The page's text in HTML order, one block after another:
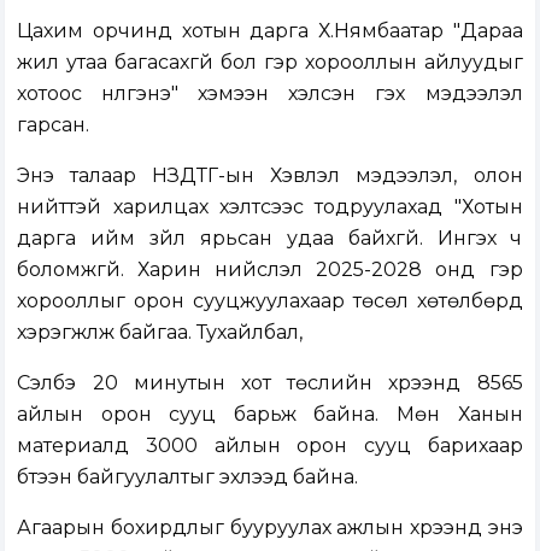
Цахим орчинд хотын дарга Х.Нямбаатар "Дараа
жил утаа багасахгүй бол гэр хорооллын айлуудыг
хотоос нүүлгэнэ" хэмээн хэлсэн гэх мэдээлэл
гарсан.
Энэ талаар НЗДТГ-ын Хэвлэл мэдээлэл, олон
нийттэй харилцах хэлтсээс тодруулахад "Хотын
дарга ийм зүйл ярьсан удаа байхгүй. Ингэх ч
боломжгүй. Харин нийслэл 2025-2028 онд гэр
хорооллыг орон сууцжуулахаар төсөл хөтөлбөрүүд
хэрэгжүүлж байгаа. Тухайлбал,
Сэлбэ 20 минутын хот төслийн хүрээнд 8565
айлын орон сууц барьж байна. Мөн Ханын
материалд 3000 айлын орон сууц барихаар
бүтээн байгуулалтыг эхлээд байна.
Агаарын бохирдлыг бууруулах ажлын хүрээнд энэ